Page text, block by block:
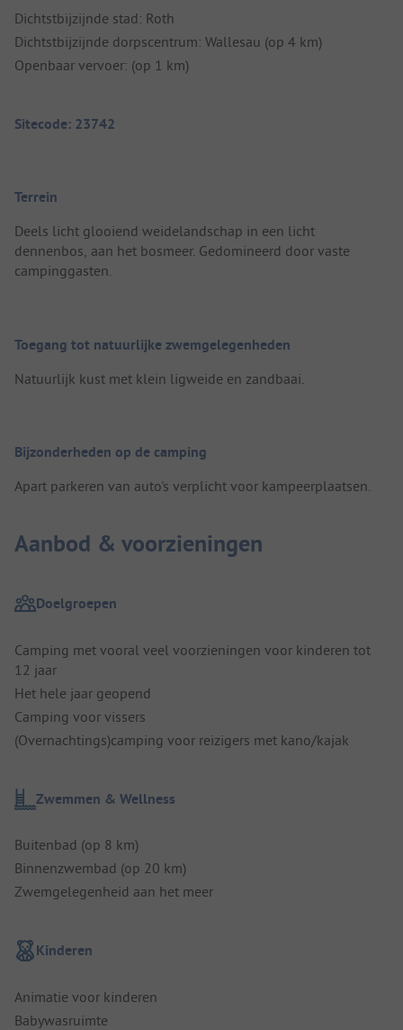
Dichtstbijzijnde stad: Roth
Dichtstbijzijnde dorpscentrum: Wallesau (op 4 km)
Openbaar vervoer: (op 1 km)
Sitecode: 23742
Terrein
Deels licht glooiend weidelandschap in een licht
dennenbos, aan het bosmeer. Gedomineerd door vaste
campinggasten.
Toegang tot natuurlijke zwemgelegenheden
Natuurlijk kust met klein ligweide en zandbaai.
Bijzonderheden op de camping
Apart parkeren van auto's verplicht voor kampeerplaatsen.
Aanbod & voorzieningen
Doelgroepen
Camping met vooral veel voorzieningen voor kinderen tot
12 jaar
Het hele jaar geopend
Camping voor vissers
(Overnachtings)camping voor reizigers met kano/kajak
Zwemmen & Wellness
Buitenbad (op 8 km)
Binnenzwembad (op 20 km)
Zwemgelegenheid aan het meer
Kinderen
Animatie voor kinderen
Babywasruimte